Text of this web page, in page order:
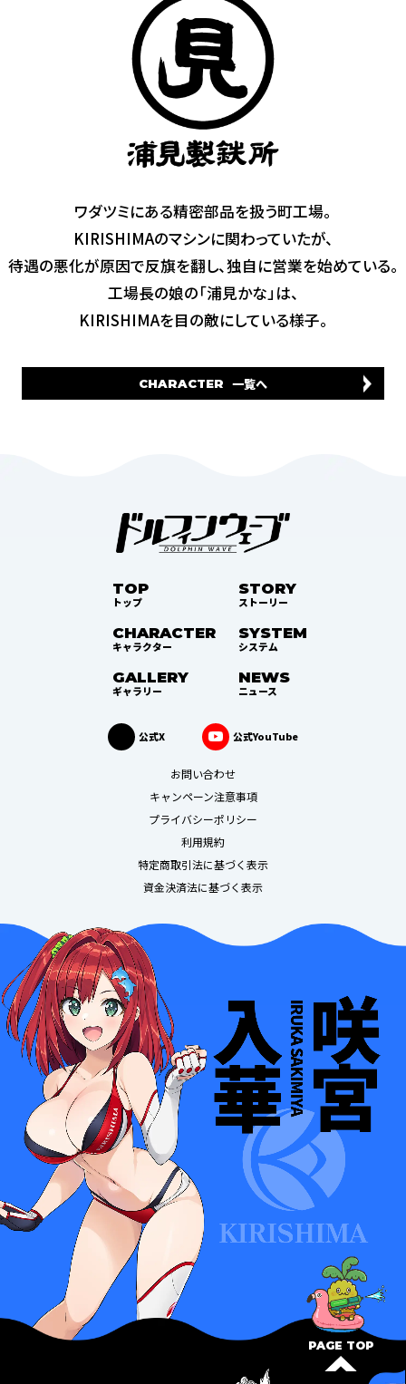
ワダツミにある精密部品を扱う町工場。
KIRISHIMAのマシンに関わっていたが、
待遇の悪化が原因で反旗を翻し、独自に営業を始めている。
工場長の娘の「浦見かな」は、
KIRISHIMAを目の敵にしている様子。
CHARACTER 一覧へ
TOP
トップ
STORY
ストーリー
CHARACTER
キャラクター
SYSTEM
システム
GALLERY
ギャラリー
NEWS
ニュース
公式X 公式YouTube
お問い合わせ
キャンペーン注意事項
プライバシーポリシー
利用規約
特定商取引法に基づく表示
資金決済法に基づく表示
PAGE TOP